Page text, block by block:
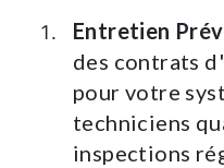
Entretien
des contrats
pour votre
techniciens
inspections